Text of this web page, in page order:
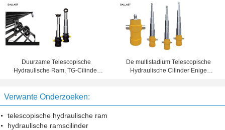
voor Stortplaatsvrachtwagen
Acteren Hydraulische Stortplaats
Slag
Duurzame Telescopische
Hydraulische Ram, TG-Cilinder
De multistadium Telescopische
Hydraulische Cilinder Enige
Verwante Onderzoeken:
telescopische hydraulische ram
hydraulische ramscilinder